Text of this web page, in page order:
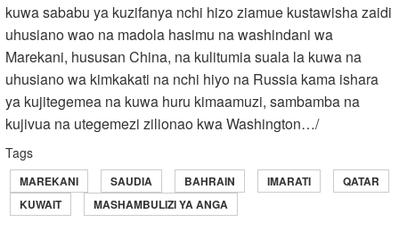
kuwa sababu ya kuzifanya nchi hizo ziamue kustawisha zaidi
uhusiano wao na madola hasimu na washindani wa
Marekani, hususan China, na kulitumia suala la kuwa na
uhusiano wa kimkakati na nchi hiyo na Russia kama ishara
ya kujitegemea na kuwa huru kimaamuzi, sambamba na
kujivua na utegemezi zilionao kwa Washington…/
Tags
MAREKANI SAUDIA BAHRAIN IMARATI
QATAR
KUWAIT
MASHAMBULIZI YA ANGA